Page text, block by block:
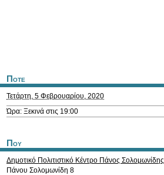
Ποτε
Τετάρτη, 5 Φεβρουαρίου, 2020
Ώρα: Ξεκινά στις 19:00
Που
Δημοτικό Πολιτιστικό Κέντρο Πάνος Σολομωνίδης
Πάνου Σολομωνίδη 8